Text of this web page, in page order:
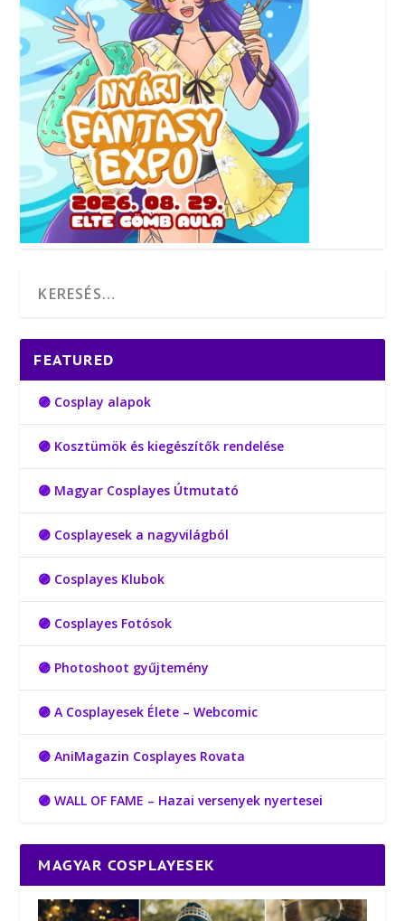
FEATURED
🟣 Cosplay alapok
🟣 Kosztümök és kiegészítők rendelése
🟣 Magyar Cosplayes Útmutató
🟣 Cosplayesek a nagyvilágból
🟣 Cosplayes Klubok
🟣 Cosplayes Fotósok
🟣 Photoshoot gyűjtemény
🟣 A Cosplayesek Élete – Webcomic
🟣 AniMagazin Cosplayes Rovata
🟣 WALL OF FAME – Hazai versenyek nyertesei
MAGYAR COSPLAYESEK